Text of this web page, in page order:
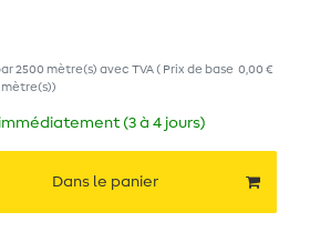
2500 mètre(s) avec TVA( Prix de base 0,00 €
)
(3 à 4 jours)
Dans le panier